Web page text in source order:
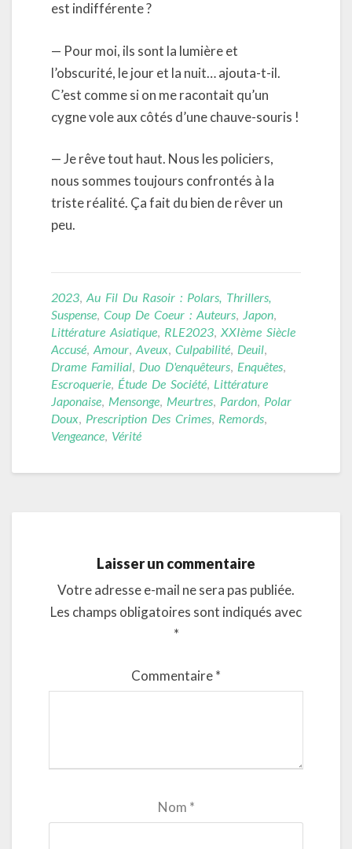
est indifférente ?
— Pour moi, ils sont la lumière et
l’obscurité, le jour et la nuit… ajouta-t-il.
C’est comme si on me racontait qu’un
cygne vole aux côtés d’une chauve-souris !
— Je rêve tout haut. Nous les policiers,
nous sommes toujours confrontés à la
triste réalité. Ça fait du bien de rêver un
peu.
2023 Au Fil Du Rasoir : Polars, Thrillers,
Suspense Coup De Coeur : Auteurs Japon
Littérature Asiatique RLE2023 XXIème Siècle
Accusé Amour Aveux Culpabilité Deuil
Drame Familial Duo D'enquêteurs Enquêtes
Escroquerie Étude De Société Littérature
Japonaise Mensonge Meurtres Pardon Polar
Doux Prescription Des Crimes Remords
Vengeance Vérité
Laisser un commentaire
Votre adresse e-mail ne sera pas publiée.
Les champs obligatoires sont indiqués avec
*
Commentaire*
Nom *